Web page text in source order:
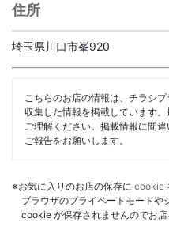
住所
埼玉県川口市峯920
こちらのお店の情報は、チラシ
収集した情報を掲載しています
ご理解ください。掲載情報に間
ご報告をお願いします。
※お気に入りのお店の保存に cookie
ブラウザのプライベートモードや
cookie が保存されませんのでお店